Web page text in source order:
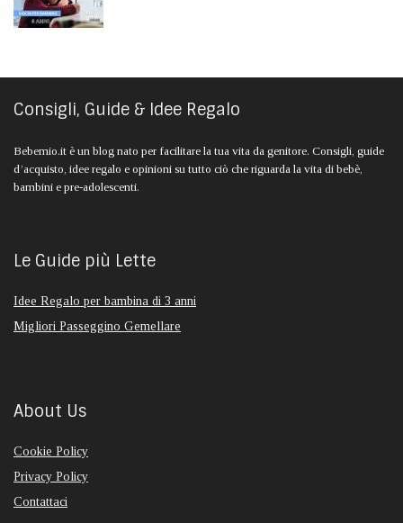
Consigli, Guide & Idee Regalo
Bebemio.it è un blog nato per facilitare la tua vita da genitore. Consigli, guide
d’acquisto, idee regalo e opinioni su tutto ciò che riguarda la vita di bebè,
bambini e pre-adolescenti.
Le Guide più Lette
Idee Regalo per bambina di 3 anni
Migliori Passeggino Gemellare
About Us
Cookie Policy
Privacy Policy
Contattaci